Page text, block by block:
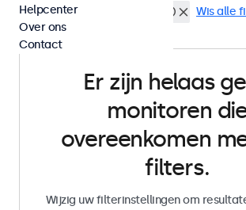
12 inch monitoren BNC (SDI) Wis alle
Er zijn helaas
monitoren
overeenkomen
filters.
Wijzig uw filterinstellingen om
Helpcenter
Over ons
Contact